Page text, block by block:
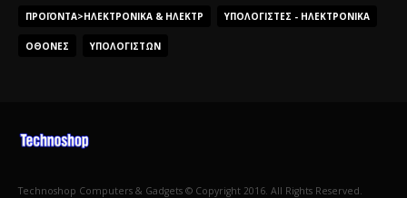
ΠΡΟΪΌΝΤΑ>ΗΛΕΚΤΡΟΝΙΚΆ & ΗΛΕΚΤΡ ΥΠΟΛΟΓΙΣΤΈΣ - ΗΛΕΚΤΡΟΝΙΚΆ
ΟΘΌΝΕΣ ΥΠΟΛΟΓΙΣΤΏΝ
Technoshop Computers & Gadgets © Copyright 2016. All Rights Reserved.